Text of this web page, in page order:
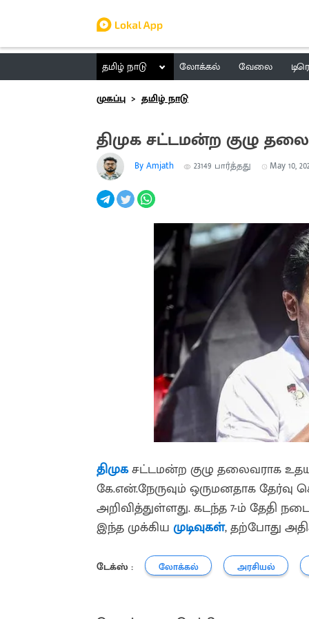
தமிழ் நாடு லோக்கல் வேலை
முகப்பு
தமிழ் நாடு
திமுக சட்டமன்ற குழு
By Amjath 23149 பார்த்தது May 10,
திமுகசட்டமன்ற குழு தலைவராக
கே.என்.நேருவும் ஒருமனதாக
அறிவித்துள்ளது. கடந்த 7-ம் தேதி
இந்த முக்கியமுடிவுகள், தற்போது
டேக்ஸ் : லோக்கல் அரசியல்